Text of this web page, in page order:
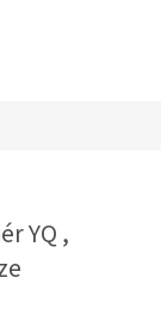
YQ ,